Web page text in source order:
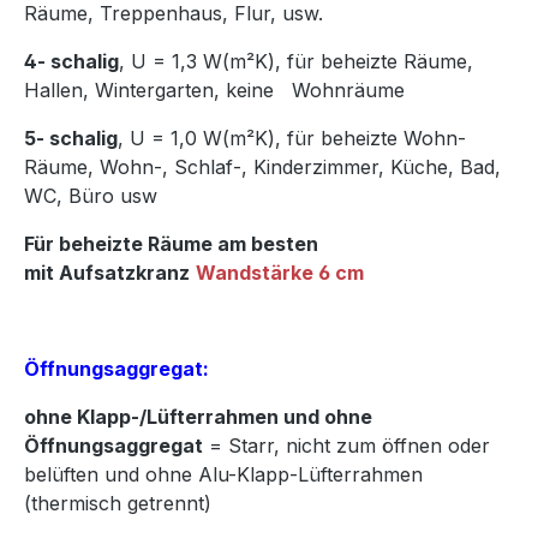
Räume, Treppenhaus, Flur, usw.
4- schalig, U = 1,3 W(m²K), für beheizte Räume,
Hallen, Wintergarten, keine Wohnräume
5- schalig, U = 1,0 W(m²K), für beheizte Wohn-
Räume, Wohn-, Schlaf-, Kinderzimmer, Küche, Bad,
WC, Büro usw
Für beheizte Räume am besten
mit Aufsatzkranz Wandstärke 6 cm
Öffnungsaggregat:
ohne Klapp-/Lüfterrahmen und ohne
Öffnungsaggregat = Starr, nicht zum öffnen oder
belüften und ohne Alu-Klapp-Lüfterrahmen
(thermisch getrennt)